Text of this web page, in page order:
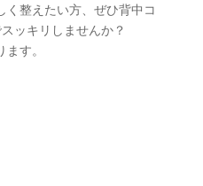
整えたい方、ぜひ背中コ
ッキリしませんか？
す。